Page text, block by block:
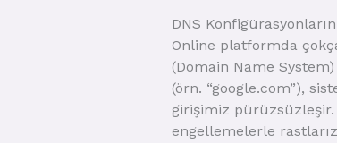
DNS
Online platformda
(Domain Name
(örn. “google.com”),
girişimiz pürüzsüzleşir.
engellemelerle